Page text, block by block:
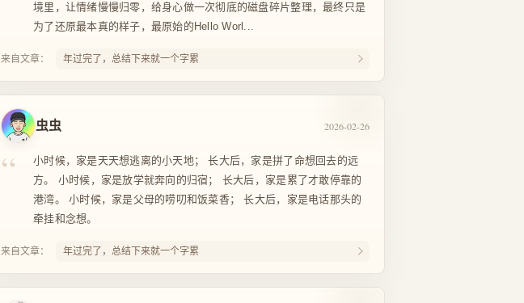
境里，让情绪慢慢归零，给身心做一次彻底的磁盘碎片整理，最终只是
为了还原最本真的样子，最原始的Hello Worl...
来自文章： 年过完了，总结下来就一个字累
虫虫 2026-02-26
“
小时候，家是天天想逃离的小天地； 长大后，家是拼了命想回去的远
方。 小时候，家是放学就奔向的归宿； 长大后，家是累了才敢停靠的
港湾。 小时候，家是父母的唠叨和饭菜香； 长大后，家是电话那头的
牵挂和念想。
来自文章： 年过完了，总结下来就一个字累